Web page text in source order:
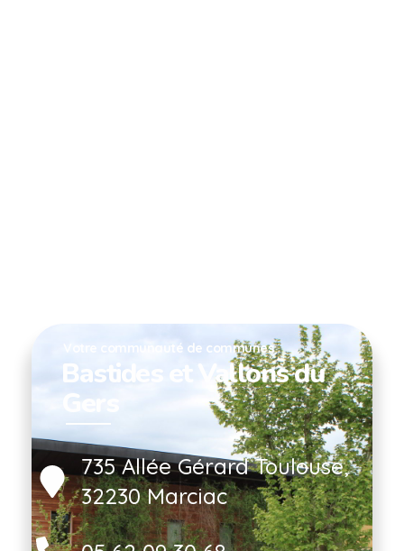
Votre communauté de communes
Bastides et Vallons du
Gers
735 Allée Gérard Toulouse,
32230 Marciac